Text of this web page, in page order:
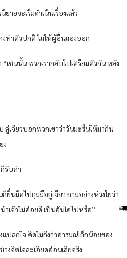
ยายจะเริ่มดำเนินเรื่องแล้ว
งทำตัวปกติ ไม่ให้ผู้อื่นมองออก
เช่นนั้น พวกเรากลับไปเตรียมตัวกัน หลัง
เจียวบอกพวกเขาว่าวันมะรืนให้มากิน
ง
รับคำ
นมือไปกุมมือลู่เจียว ถามอย่างห่วงใยว่า
าเจ้าไม่ค่อยดี เป็นอันใดไปหรือ”
ปลกใจ คิดไม่ถึงว่าอารมณ์เล็กน้อยของ
งจิตใจละเอียดอ่อนเสียจริง